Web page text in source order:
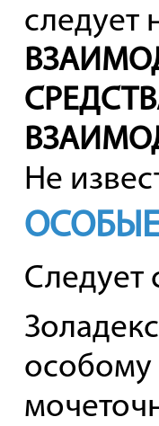
следует
Не
Следует
Золадекс
особому